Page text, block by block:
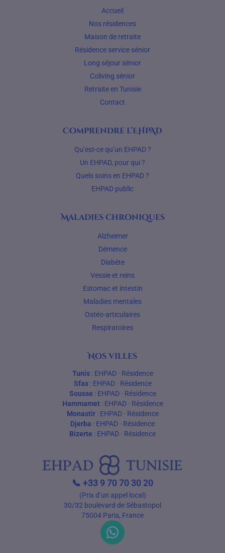
Accueil
Nos résidences
Maison de retraite
Résidence service sénior
Long séjour sénior
Coliving sénior
Retraite en Tunisie
Contact
Comprendre l’EHPAD
Qu’est-ce qu’un EHPAD ?
Un EHPAD, pour qui ?
Quels soins en EHPAD ?
EHPAD public
Maladies chroniques
Alzheimer
Démence
Diabète
Vessie et reins
Estomac et intestin
Maladies mentales
Ostéo-articulaires
Respiratoires
Nos villes
Tunis: EHPAD· Résidence
Sfax: EHPAD· Résidence
Sousse : EHPAD· Résidence
Hammamet: EHPAD· Résidence
Monastir: EHPAD· Résidence
Djerba : EHPAD · Résidence
Bizerte : EHPAD · Résidence
📞 +33 9 70 70 30 20
(Prix d’un appel local)
30/32 boulevard de Sébastopol
75004 Paris, France